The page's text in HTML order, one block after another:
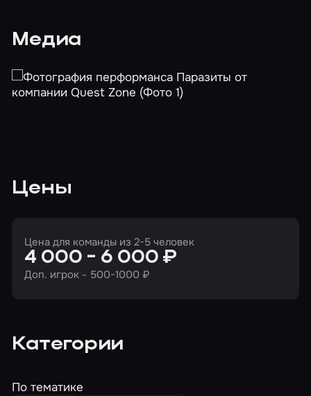
Медиа
Цены
Цена для команды из 2-5 человек
4 000 - 6 000 ₽
Доп. игрок - 500-1000 ₽
Категории
По тематике